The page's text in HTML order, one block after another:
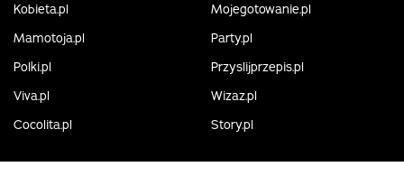
Kobieta.pl
Mojegotowanie.pl
Mamotoja.pl
Party.pl
Polki.pl
Przyslijprzepis.pl
Viva.pl
Wizaz.pl
Cocolita.pl
Story.pl